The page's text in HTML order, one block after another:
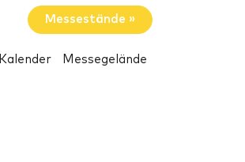
Messestände »
Kalender Messegelände